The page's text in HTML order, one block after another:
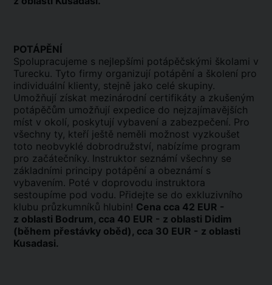
POTÁPĚNÍ
Spolupracujeme s nejlepšími potápěčskými školami v
Turecku. Tyto firmy organizují potápění a školení pro
individuální klienty, stejně jako celé skupiny.
Umožňují získat mezinárodní certifikáty a zkušeným
potápěčům umožňují expedice do nejzajímavějších
míst v okolí, poskytují vybavení a zabezpečení. Pro
všechny ty, kteří ještě neměli možnost vyzkoušet
toto neobvyklé dobrodružství, nabízíme program
pro začátečníky. Instruktor seznámí všechny se
základními principy potápění a obeznámí s
vybavením. Poté v doprovodu instruktora
sestoupíme pod vodu. Přidejte se do exkluzivního
klubu průzkumníků hlubin! Cena cca 42 EUR -
z oblasti Bodrum, cca 40 EUR - z oblasti Didim
(během přestávky oběd), cca 30 EUR - z oblasti
Kusadasi.